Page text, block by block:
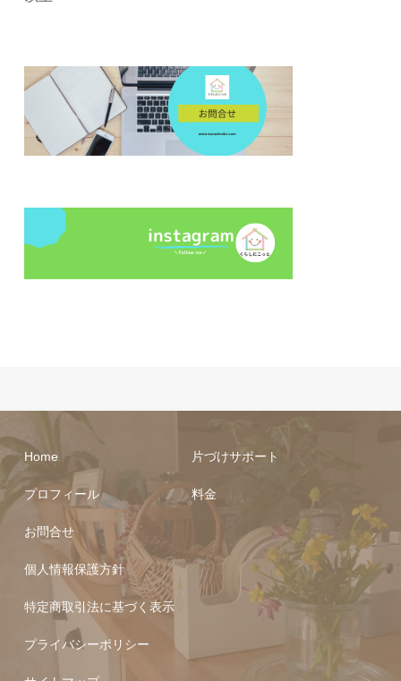
Home
プロフィール
お問合せ
片づけサポート
料金
個人情報保護方針
特定商取引法に基づく表示
プライバシーポリシー